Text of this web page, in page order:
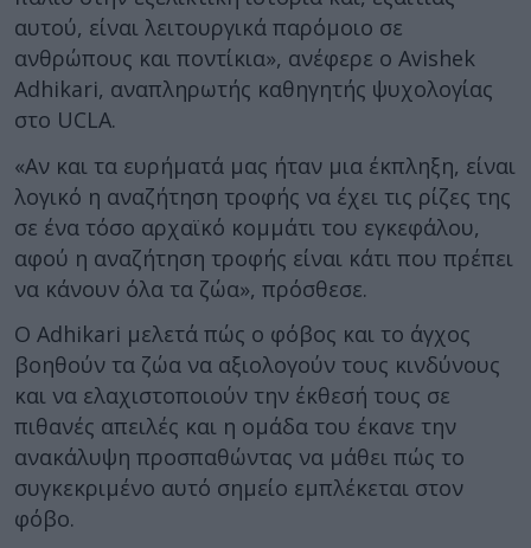
αυτού, είναι λειτουργικά παρόμοιο σε
ανθρώπους και ποντίκια», ανέφερε ο Avishek
Adhikari, αναπληρωτής καθηγητής ψυχολογίας
στο UCLA.
«Αν και τα ευρήματά μας ήταν μια έκπληξη, είναι
λογικό η αναζήτηση τροφής να έχει τις ρίζες της
σε ένα τόσο αρχαϊκό κομμάτι του εγκεφάλου,
αφού η αναζήτηση τροφής είναι κάτι που πρέπει
να κάνουν όλα τα ζώα», πρόσθεσε.
Ο Adhikari μελετά πώς ο φόβος και το άγχος
βοηθούν τα ζώα να αξιολογούν τους κινδύνους
και να ελαχιστοποιούν την έκθεσή τους σε
πιθανές απειλές και η ομάδα του έκανε την
ανακάλυψη προσπαθώντας να μάθει πώς το
συγκεκριμένο αυτό σημείο εμπλέκεται στον
φόβο.